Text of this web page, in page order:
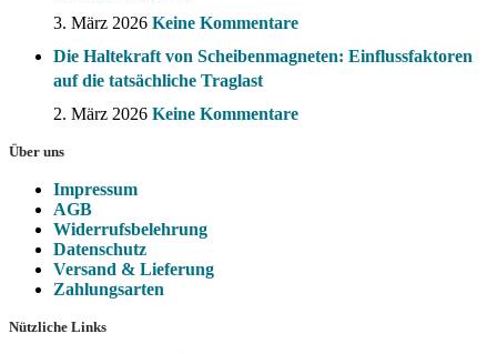
3. März 2026 Keine Kommentare
Die Haltekraft von Scheibenmagneten: Einflussfaktoren
auf die tatsächliche Traglast
2. März 2026 Keine Kommentare
Über uns
Impressum
AGB
Widerrufsbelehrung
Datenschutz
Versand & Lieferung
Zahlungsarten
Nützliche Links